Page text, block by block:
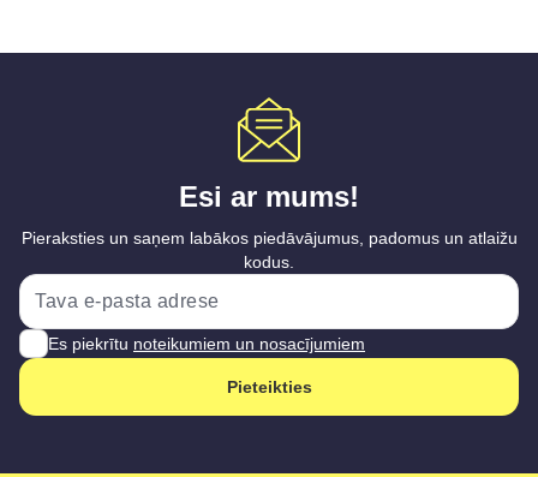
Esi ar mums!
Pieraksties un saņem labākos piedāvājumus, padomus un atlaižu
kodus.
Es piekrītu noteikumiem un nosacījumiem
Pieteikties